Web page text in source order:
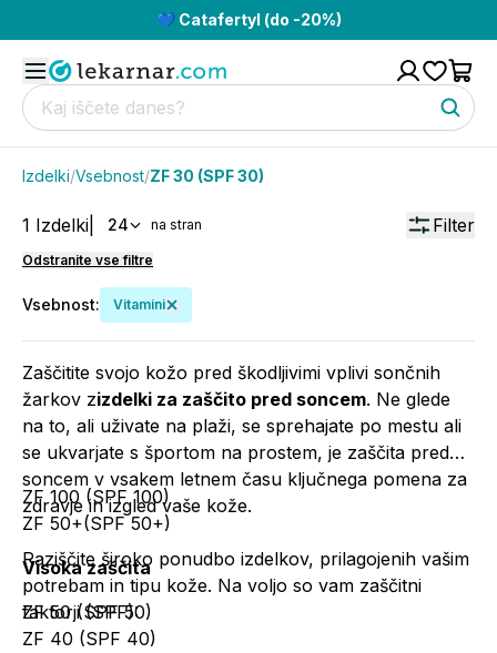
💙 Catafertyl (do -20%)
Izdelki/Vsebnost/ZF 30 (SPF 30)
1 Izdelki 24 na stran Filter
Odstranite vse filtre
Vsebnost: Vitamini
Zaščitite svojo kožo pred škodljivimi vplivi sončnih
žarkov zizdelki za zaščito pred soncem. Ne glede
na to, ali uživate na plaži, se sprehajate po mestu ali
se ukvarjate s športom na prostem, je zaščita pred
soncem v vsakem letnem času ključnega pomena za
zdravje in izgled vaše kože.
Raziščite široko ponudbo izdelkov, prilagojenih vašim
potrebam in tipu kože. Na voljo so vam zaščitni
faktorji (SPF):
ZF 100 (SPF 100)
ZF 50+(SPF 50+)
Visoka zaščita
ZF 50 (SPF 50)
ZF 40 (SPF 40)